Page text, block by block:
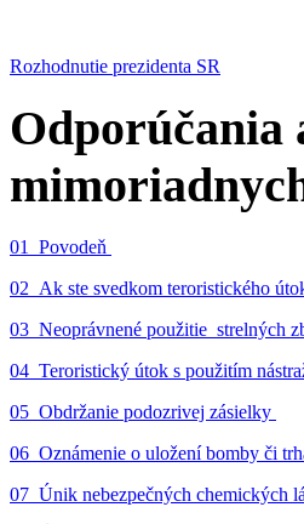
Rozhodnutie prezidenta SR
Odporúčania
01_Povodeň
02_Ak ste svedkom teroristického
03_Neoprávnené použitie strelných
04_Teroristický útok s použitím
05_Obdržanie podozrivej zásielky
06_Oznámenie o uložení bomby či
07_Únik nebezpečných chemických